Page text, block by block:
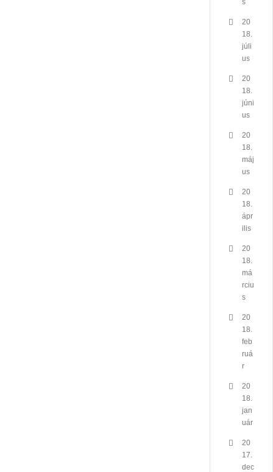
s
20
18.
júli
us
20
18.
júni
us
20
18.
máj
us
20
18.
ápr
ilis
20
18.
má
rciu
s
20
18.
feb
ruá
r
20
18.
jan
uár
20
17.
dec